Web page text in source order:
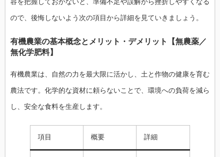
容を把握しておかないと、準備不足や誤解から挫折しやすくなる
ので、後悔しないよう次の項目から詳細を見ていきましょう。
有機農業の基本概念と メリット・デメリット 【無農薬／
無化学肥料】
有機農業は、自然の力を最大限に活かし、土と作物の健康を育む
農法です。化学的な資材に頼らないことで、環境への負荷を減ら
し、安全な食料を生産します。
項目 概要 詳細